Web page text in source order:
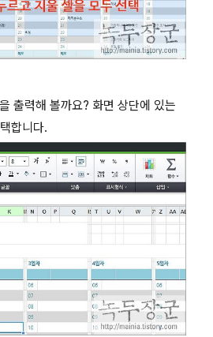
출력해 볼까요? 화면 상단에 있는
합니다.